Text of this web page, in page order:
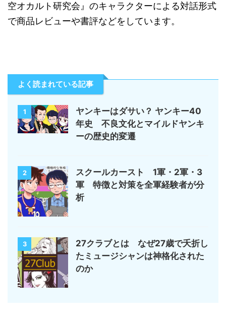
空オカルト研究会』のキャラクターによる対話形式
で商品レビューや書評などをしています。
よく読まれている記事
1
ヤンキーはダサい？ ヤンキー40
年史 不良文化とマイルドヤンキ
ーの歴史的変遷
2
スクールカースト 1軍・2軍・3
軍 特徴と対策を全軍経験者が分
析
3
27クラブとは なぜ27歳で夭折し
たミュージシャンは神格化された
のか